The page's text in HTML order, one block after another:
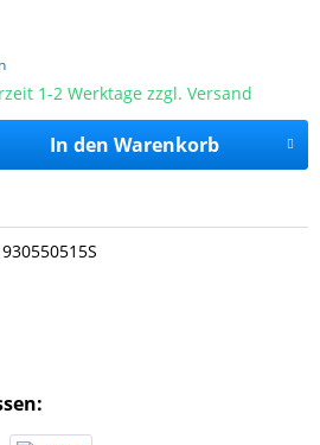
1-2 Werktage zzgl. Versand
In den Warenkorb